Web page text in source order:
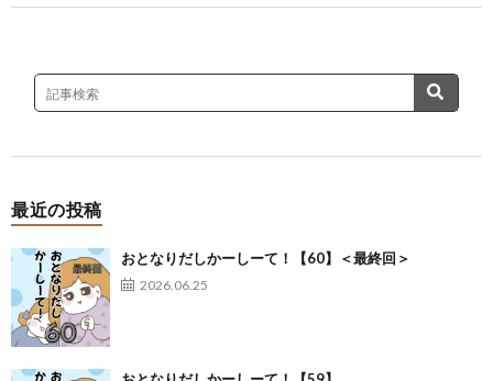
最近の投稿
おとなりだしかーしーて！【60】＜最終回＞
2026.06.25